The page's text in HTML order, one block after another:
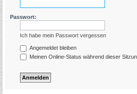
Passwort:
Ich habe mein Passwort vergessen
Angemeldet bleiben
Meinen Online-Status während dieser